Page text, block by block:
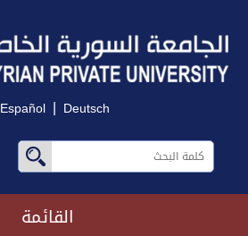
Español | Deutsch
القائمة